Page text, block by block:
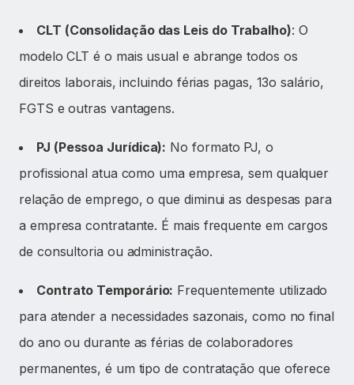
CLT (Consolidação das Leis do Trabalho): O
modelo CLT é o mais usual e abrange todos os
direitos laborais, incluindo férias pagas, 13o salário,
FGTS e outras vantagens.
PJ (Pessoa Jurídica): No formato PJ, o
profissional atua como uma empresa, sem qualquer
relação de emprego, o que diminui as despesas para
a empresa contratante. É mais frequente em cargos
de consultoria ou administração.
Contrato Temporário: Frequentemente utilizado
para atender a necessidades sazonais, como no final
do ano ou durante as férias de colaboradores
permanentes, é um tipo de contratação que oferece